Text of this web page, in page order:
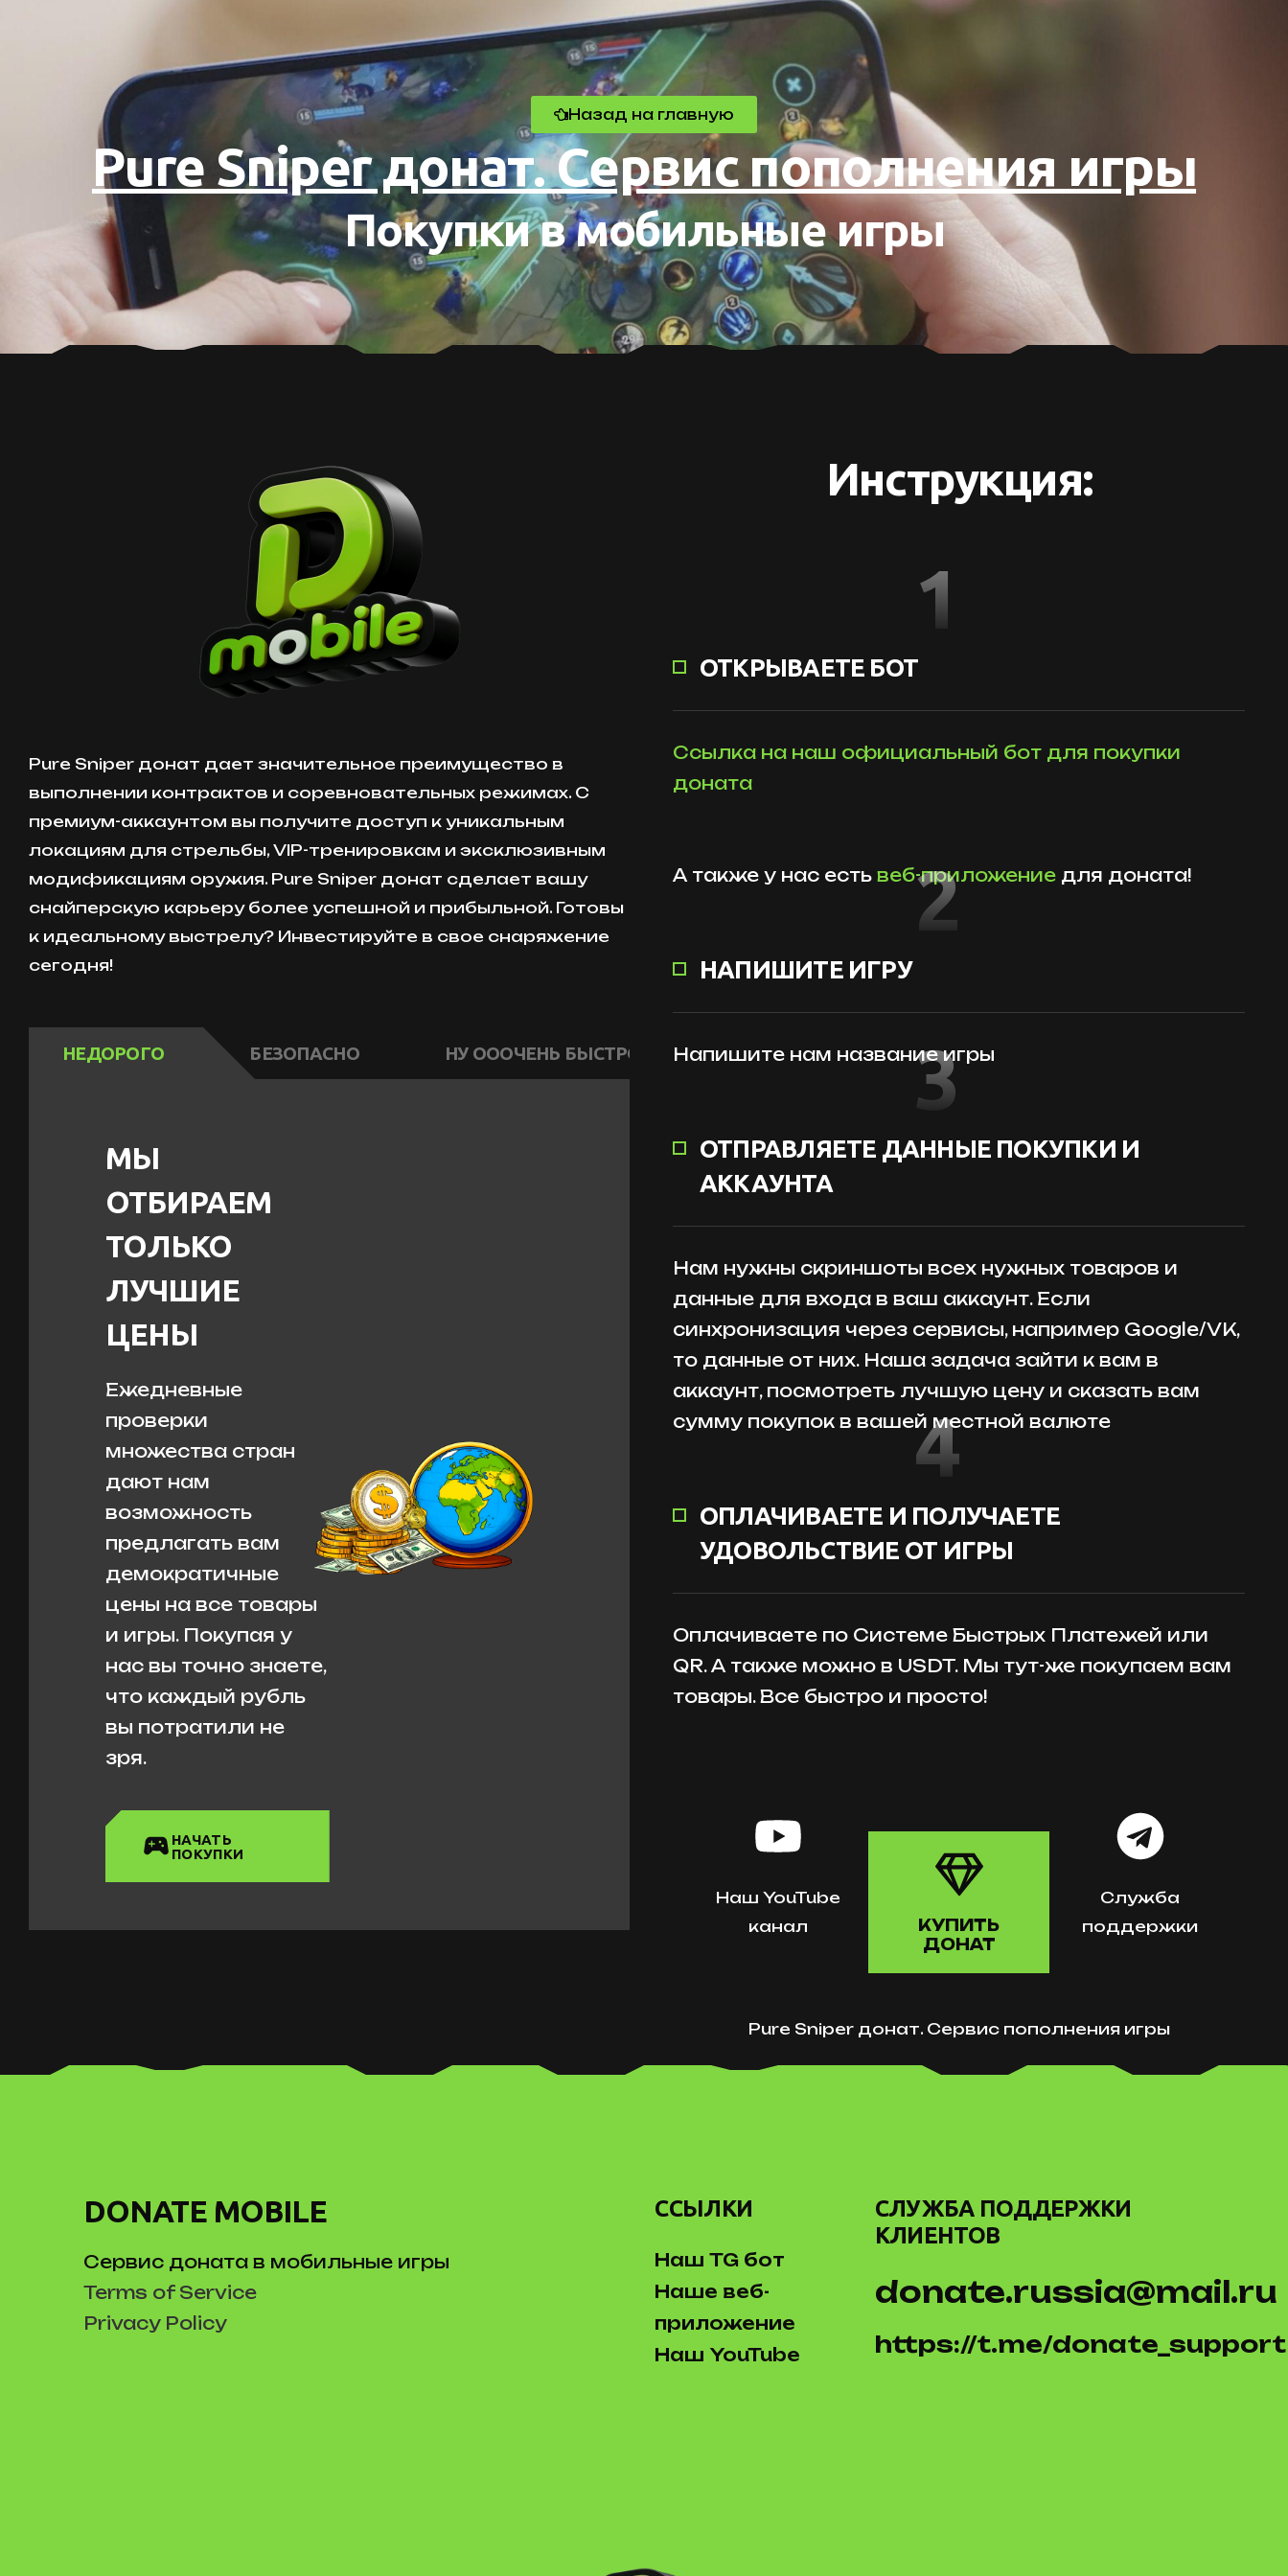
Назад на главную
Pure Sniper донат. Сервис пополнения игры
Покупки в мобильные игры
Pure Sniper донат дает значительное преимущество в
выполнении контрактов и соревновательных режимах. С
премиум-аккаунтом вы получите доступ к уникальным
локациям для стрельбы, VIP-тренировкам и эксклюзивным
модификациям оружия. Pure Sniper донат сделает вашу
снайперскую карьеру более успешной и прибыльной. Готовы
к идеальному выстрелу? Инвестируйте в свое снаряжение
сегодня!
НЕДОРОГО БЕЗОПАСНО НУ ОООЧЕНЬ БЫСТРО
МЫ
ОТБИРАЕМ
ТОЛЬКО
ЛУЧШИЕ
ЦЕНЫ
Ежедневные
проверки
множества стран
дают нам
возможность
предлагать вам
демократичные
цены на все товары
и игры. Покупая у
нас вы точно знаете,
что каждый рубль
вы потратили не
зря.
НАЧАТЬ
ПОКУПКИ
Инструкция:
ОТКРЫВАЕТЕ БОТ
Ссылка на наш официальный бот для покупки
доната
А также у нас есть веб-приложение для доната!
1
НАПИШИТЕ ИГРУ
Напишите нам название игры
2
ОТПРАВЛЯЕТЕ ДАННЫЕ ПОКУПКИ И
АККАУНТА
Нам нужны скриншоты всех нужных товаров и
данные для входа в ваш аккаунт. Если
синхронизация через сервисы, например Google/VK,
то данные от них. Наша задача зайти к вам в
аккаунт, посмотреть лучшую цену и сказать вам
сумму покупок в вашей местной валюте
3
ОПЛАЧИВАЕТЕ И ПОЛУЧАЕТЕ
УДОВОЛЬСТВИЕ ОТ ИГРЫ
Оплачиваете по Системе Быстрых Платежей или
QR. А также можно в USDT. Мы тут-же покупаем вам
товары. Все быстро и просто!
4
Наш YouTube
канал
КУПИТЬ
ДОНАТ
Служба
поддержки
Pure Sniper донат. Сервис пополнения игры
DONATE MOBILE
Сервис доната в мобильные игры
Terms of Service
Privacy Policy
ССЫЛКИ
Наш TG бот
Наше веб-
приложение
Наш YouTube
СЛУЖБА ПОДДЕРЖКИ
КЛИЕНТОВ
donate.russia@mail.ru
https://t.me/donate_support